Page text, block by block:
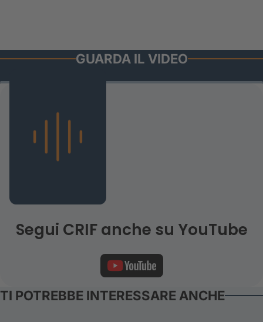
GUARDA IL VIDEO
Segui CRIF anche su YouTube
TI POTREBBE INTERESSARE ANCHE